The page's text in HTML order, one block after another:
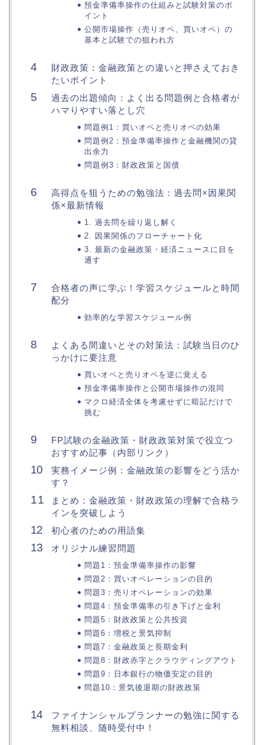
預金準備率操作の仕組みと試験対策のポ
イント
公開市場操作（売りオペ、買いオペ）の
基本と試験での狙われ方
財政政策：金融政策との違いと押さえておき
たいポイント
過去の出題傾向：よく出る問題例と合格者が
ハマりやすい落とし穴
問題例1：買いオペと売りオペの効果
問題例2：預金準備率操作と金融機関の貸
出余力
問題例3：財政政策と国債
高得点を狙うための勉強法：過去問×因果関
係×最新情報
1. 過去問を繰り返し解く
2. 因果関係のフローチャート化
3. 最新の金融政策・経済ニュースに目を
通す
合格者の声に学ぶ！学習スケジュールと時間
配分
効率的な学習スケジュール例
よくある間違いとその対策法：試験当日のひ
っかけに要注意
買いオペと売りオペを逆に覚える
預金準備率操作と公開市場操作の混同
マクロ経済全体を考慮せずに暗記だけで
挑む
FP試験の金融政策・財政政策対策で役立つ
おすすめ記事（内部リンク）
実務イメージ例：金融政策の影響をどう活か
す？
まとめ：金融政策・財政政策の理解で合格ラ
インを突破しよう
初心者のための用語集
オリジナル練習問題
問題1：預金準備率操作の影響
問題2：買いオペレーションの目的
問題3：売りオペレーションの効果
問題4：預金準備率の引き下げと金利
問題5：財政政策と公共投資
問題6：増税と景気抑制
問題7：金融政策と長期金利
問題8：財政赤字とクラウディングアウト
問題9：日本銀行の物価安定の目的
問題10：景気後退期の財政政策
ファイナンシャルプランナーの勉強に関する
無料相談、随時受付中！